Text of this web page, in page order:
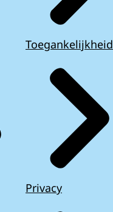
Toegankelijkheid
Privacy